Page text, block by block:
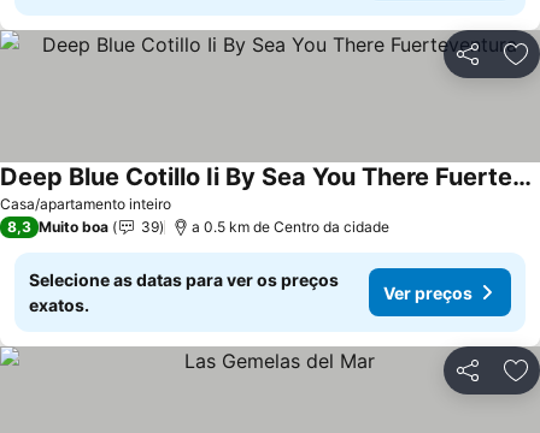
Partilhar
Casa/apartamento inteiro
Deep Blue Cotillo Ii By Sea You There Fuerteventura
8,3 Muito boa 39 a 0.5 km de Centro da cidade
Selecione as datas para ver os preços
exatos.
Ver preços
Partilhar